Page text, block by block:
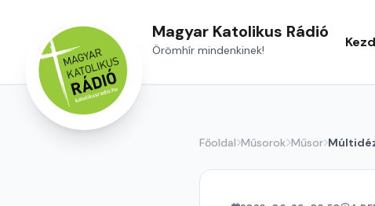
Magyar Katolikus Rádió
Örömhír mindenkinek!
Főoldal Műsorok Műsor